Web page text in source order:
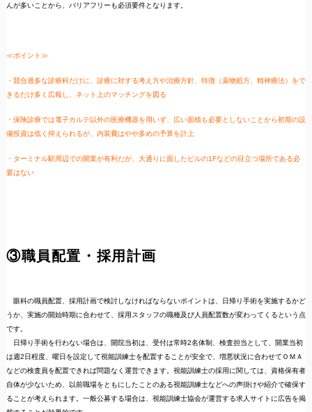
んが多いことから、バリアフリーも必須要件となります。
≪ポイント≫
・競合過多な診療科だけに、診療に対する考え方や治療方針、特徴（薬物処方、精神療法）をで
きるだけ多く広報し、ネット上のマッチングを図る
・保険診療では電子カルテ以外の医療機器を用いず、広い面積も必要としないことから初期の設
備投資は低く抑えられるが、内装費はやや多めの予算を計上
・ターミナル駅周辺での開業が有利だが、大通りに面したビルの1Fなどの目立つ場所である必
要はない
③職員配置・採用計画
眼科の職員配置、採用計画で検討しなければならないポイントは、日帰り手術を実施するかど
うか、実施の開始時期に合わせて、採用スタッフの職種及び人員配置数が変わってくるという点
です。
日帰り手術を行わない場合は、開院当初は、受付は常時2名体制、検査担当として、開業当初
は週2日程度、曜日を設定して視能訓練士を配置することが安全で、増悪状況に合わせてＯＭＡ
などの検査員を配置できれば問題なく運営できます。視能訓練士の採用に関しては、資格保有者
自体が少ないため、以前職場をともにしたことのある視能訓練士などへの声掛けや紹介で確保す
ることが考えられます。一般公募する場合は、視能訓練士協会が運営する求人サイトに広告を掲